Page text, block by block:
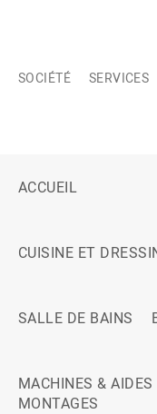
SOCIÉTÉ SERVICES
ACCUEIL
CUISINE ET
SALLE DE BAINS
MACHINES & AIDES
MONTAGES